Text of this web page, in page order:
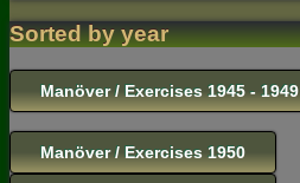
Sorted by year
Manöver / Exercises 1945 - 1949
Manöver / Exercises 1950